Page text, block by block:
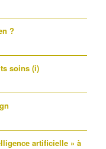
?
soins (i)
artificielle » à